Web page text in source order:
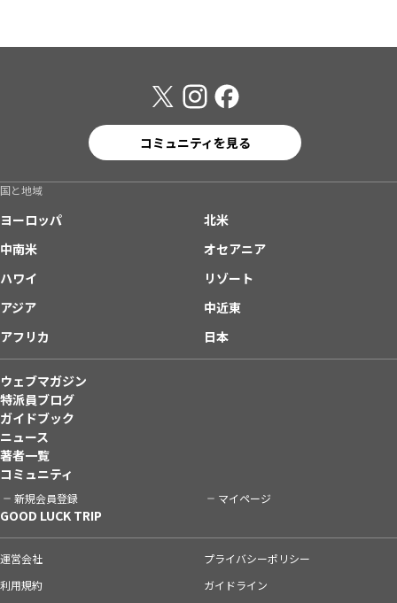
コミュニティを見る
国と地域
ヨーロッパ
北米
中南米
オセアニア
ハワイ
リゾート
アジア
中近東
アフリカ
日本
ウェブマガジン
特派員ブログ
ガイドブック
ニュース
著者一覧
コミュニティ
新規会員登録 マイページ
GOOD LUCK TRIP
運営会社
プライバシーポリシー
利用規約
ガイドライン